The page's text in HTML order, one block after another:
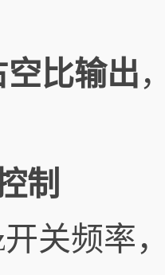
空比输出
制
关频率